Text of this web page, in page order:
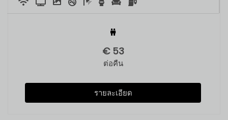
€ 53
ต่อคืน
รายละเอียด